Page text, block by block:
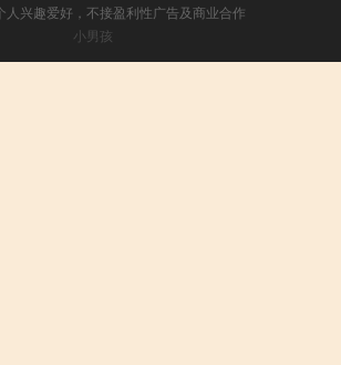
人兴趣爱好，不接盈利性广告及商业合作
小男孩